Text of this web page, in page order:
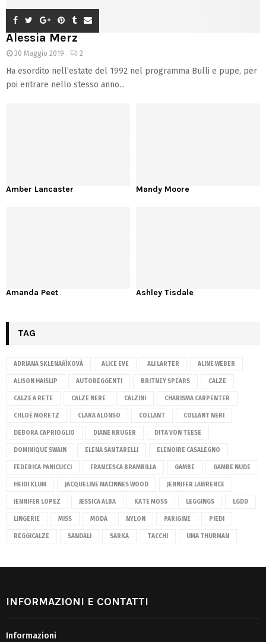
Alessia Merz
30 Maggio 2019 2
Ha esordito nell’estate del 1992 nel programma Bulli e pupe, per
poi entrare nello stesso anno...
Amber Lancaster Mandy Moore
Amanda Peet Ashley Tisdale
TAG
ADRIANA SKLENAŘÍKOVÁ ALICE EVE ALI LARTER ALINE WEBER
ALISON HAISLIP AUTOREGGENTI BRITNEY SPEARS CALZE
CALZE A RETE CALZE NERE CALZINI CHARISMA CARPENTER
CHLOË MORETZ CLARA ALONSO COLLANT COLLANT NERI
DEBORA CAPRIOGLIO DIANE KRUGER DITA VON TEESE
DOMINIQUE SWAIN ELENA SANTARELLI ELENOIRE CASALEGNO
FEDERICA PANICUCCI FRANCESCA BRAMBILLA GAMBE GAMBE NUDE
HEIDI KLUM JACQUELINE MACINNES WOOD JENNIFER LAWRENCE
JENNIFER LOPEZ JESSICA ALBA KATE MOSS LEGGINGS LGDD
LINGERIE MISS MODA NYLON PARIGINE PIEDI
REGGICALZE SANDALI SARKA TACCHI UMA THURMAN
INFORMAZIONI E CONTATTI
Informazioni